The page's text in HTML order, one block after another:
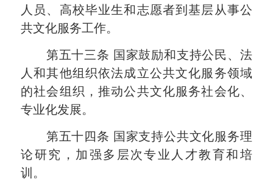
人员、高校毕业生和志愿者到基层从事公
共文化服务工作。
第五十三条 国家鼓励和支持公民、法
人和其他组织依法成立公共文化服务领域
的社会组织，推动公共文化服务社会化、
专业化发展。
第五十四条 国家支持公共文化服务理
论研究，加强多层次专业人才教育和培
训。